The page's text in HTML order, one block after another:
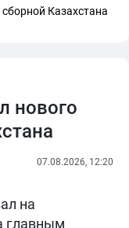
Казахстана
нового
07.08.2026, 12:20
на
главным